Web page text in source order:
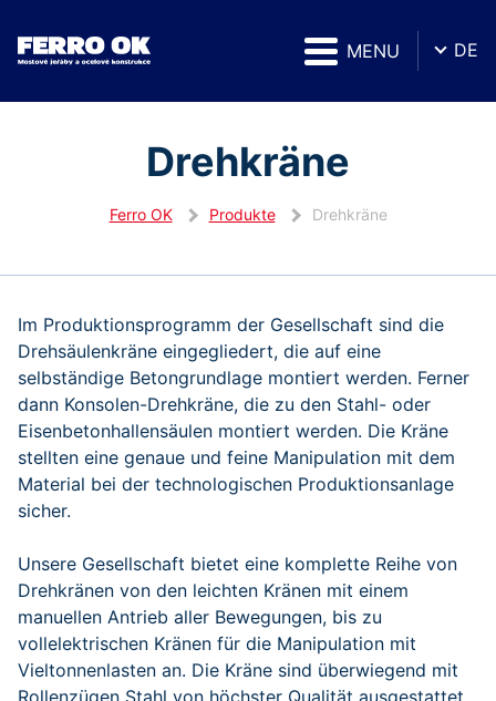
MENU DE
Drehkräne
Ferro OK Produkte Drehkräne
Im Produktionsprogramm der Gesellschaft sind die
Drehsäulenkräne eingegliedert, die auf eine
selbständige Betongrundlage montiert werden. Ferner
dann Konsolen-Drehkräne, die zu den Stahl- oder
Eisenbetonhallensäulen montiert werden. Die Kräne
stellten eine genaue und feine Manipulation mit dem
Material bei der technologischen Produktionsanlage
sicher.
Unsere Gesellschaft bietet eine komplette Reihe von
Drehkränen von den leichten Kränen mit einem
manuellen Antrieb aller Bewegungen, bis zu
vollelektrischen Kränen für die Manipulation mit
Vieltonnenlasten an. Die Kräne sind überwiegend mit
Rollenzügen Stahl von höchster Qualität ausgestattet.